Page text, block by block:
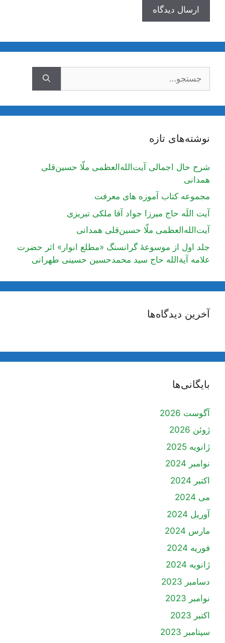
نوشته‌های تازه
شرح حال اجمالی آیت‌الله‌العظمی ملّا حسین‌قلی
همدانی
مجموعه کتاب آموزه های معرفت
آیت اللَه حاج میرزا جواد آقا ملکی تبریزی
آیت‌الله‌العظمی ملّا حسین‌قلی همدانی
جلد اول از موسوعۀ گرانسنگ «مطلع انوار» اثر حضرت
علامه آیة‌الله حاج سید محمدحسین حسینی طهرانی
آخرین دیدگاه‌ها
بایگانی‌ها
آگوست 2026
ژوئن 2026
ژانویه 2025
نوامبر 2024
اکتبر 2024
می 2024
آوریل 2024
مارس 2024
فوریه 2024
ژانویه 2024
دسامبر 2023
نوامبر 2023
اکتبر 2023
سپتامبر 2023